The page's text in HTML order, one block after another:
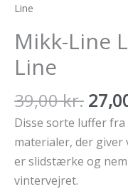
Line
Mikk-Line
Line
39,00kr. Den
pris
var:
Disse sorte luffer
materialer, der
er slidstærke og
vintervejret.